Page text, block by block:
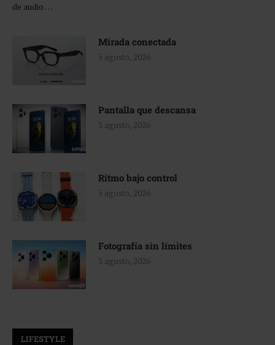
de audio …
Mirada conectada
5 agosto, 2026
Pantalla que descansa
5 agosto, 2026
Ritmo bajo control
5 agosto, 2026
Fotografía sin límites
5 agosto, 2026
LIFESTYLE